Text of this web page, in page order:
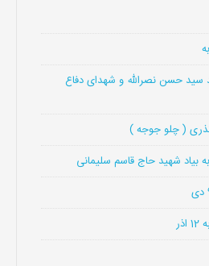
سید حسن نصرالله و شهدای دفاع
بیاد شهید حاج قاسم سلیمانی